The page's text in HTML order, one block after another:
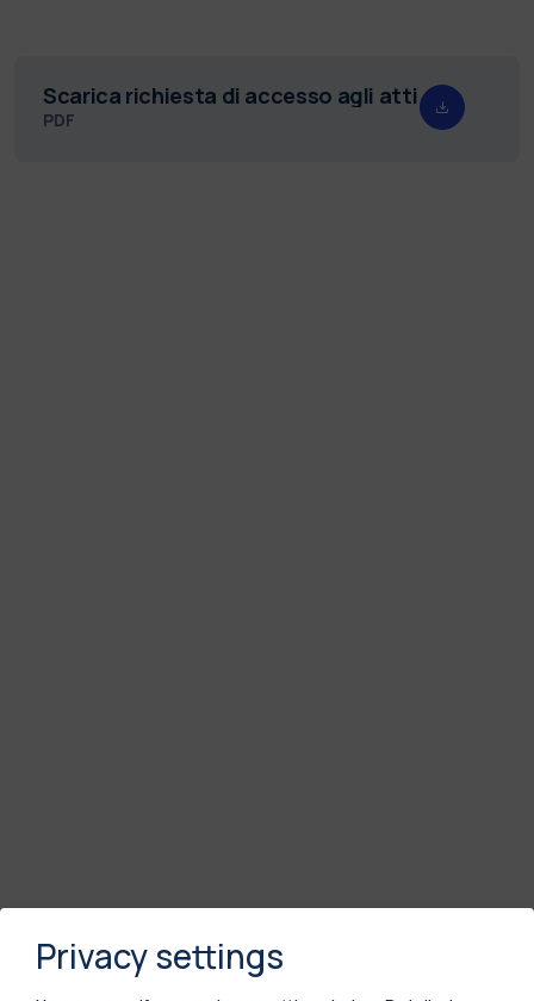
Scarica richiesta di accesso agli atti
PDF
Privacy settings